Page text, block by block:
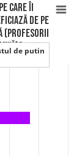
pe care îi
de pe
(profesorii
de putin